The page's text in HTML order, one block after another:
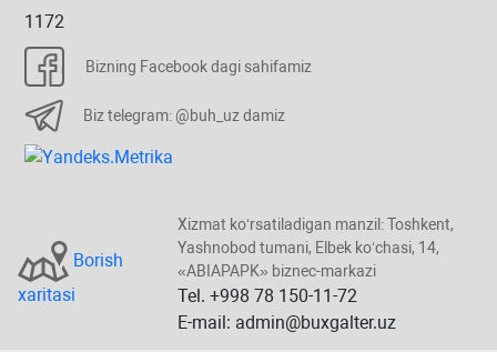
1172
Bizning Facebook dagi sahifamiz
Biz telegram: @buh_uz damiz
Borish
хaritasi
Xizmat koʻrsatiladigan manzil: Toshkent,
Yashnobod tumani, Elbek koʻchasi, 14,
«ABIAPAPK» biznec-markazi
Tel. +998 78 150-11-72
E-mail: admin@buxgalter.uz